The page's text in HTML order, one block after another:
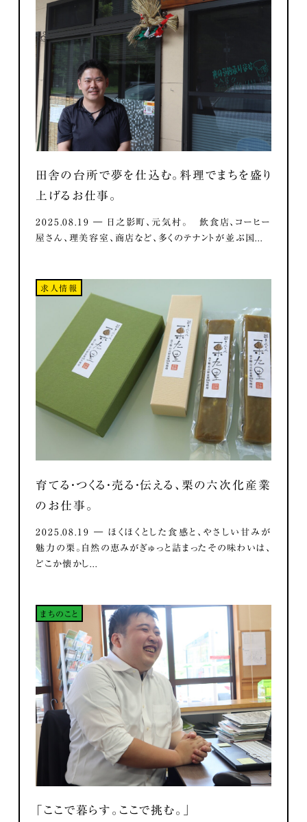
田舎の台所で夢を仕込む。料理でまちを盛り
上げるお仕事。
2025.08.19 ― 日之影町、元気村。 飲食店、コーヒー
屋さん、理美容室、商店など、多くのテナントが並ぶ国...
求人情報
育てる・つくる・売る・伝える、栗の六次化産業
のお仕事。
2025.08.19 ― ほくほくとした食感と、やさしい甘みが
魅力の栗。自然の恵みがぎゅっと詰まったその味わいは、
どこか懐かし...
まちのこと
「ここで暮らす。ここで挑む。」